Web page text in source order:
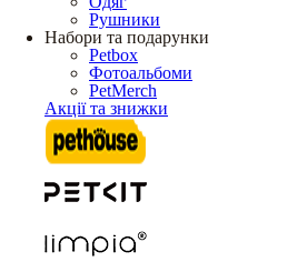
Рушники
Набори та подарунки
Petbox
Фотоальбоми
PetMerch
Акції та знижки